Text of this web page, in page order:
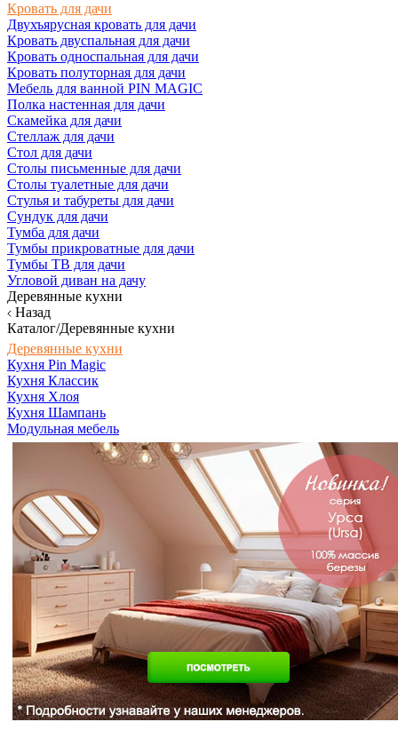
Кровать для дачи
Двухъярусная кровать для дачи
Кровать двуспальная для дачи
Кровать односпальная для дачи
Кровать полуторная для дачи
Мебель для ванной PIN MAGIC
Полка настенная для дачи
Скамейка для дачи
Стеллаж для дачи
Стол для дачи
Столы письменные для дачи
Столы туалетные для дачи
Стулья и табуреты для дачи
Сундук для дачи
Тумба для дачи
Тумбы прикроватные для дачи
Тумбы ТВ для дачи
Угловой диван на дачу
Деревянные кухни
Назад
Каталог/Деревянные кухни
Деревянные кухни
Кухня Pin Magic
Кухня Классик
Кухня Хлоя
Кухня Шампань
Модульная мебель